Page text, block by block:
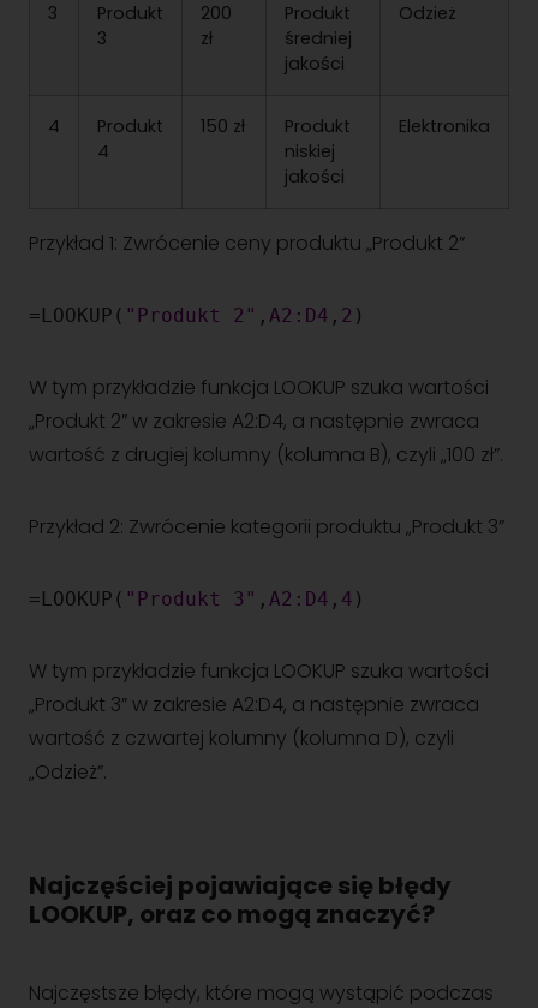
3
Produkt
3
200
zł
Produkt
średniej
jakości
Odzież
4
Produkt
4
150 zł
Produkt
niskiej
jakości
Elektronika
Przykład 1: Zwrócenie ceny produktu „Produkt 2”
=LOOKUP( "Produkt 2" , A2:D4 , 2 )
W tym przykładzie funkcja LOOKUP szuka wartości
„Produkt 2” w zakresie A2:D4, a następnie zwraca
wartość z drugiej kolumny (kolumna B), czyli „100 zł”.
Przykład 2: Zwrócenie kategorii produktu „Produkt 3”
=LOOKUP( "Produkt 3" , A2:D4 , 4 )
W tym przykładzie funkcja LOOKUP szuka wartości
„Produkt 3” w zakresie A2:D4, a następnie zwraca
wartość z czwartej kolumny (kolumna D), czyli
„Odzież”.
Najczęściej pojawiające się błędy
LOOKUP, oraz co mogą znaczyć?
Najczęstsze błędy, które mogą wystąpić podczas